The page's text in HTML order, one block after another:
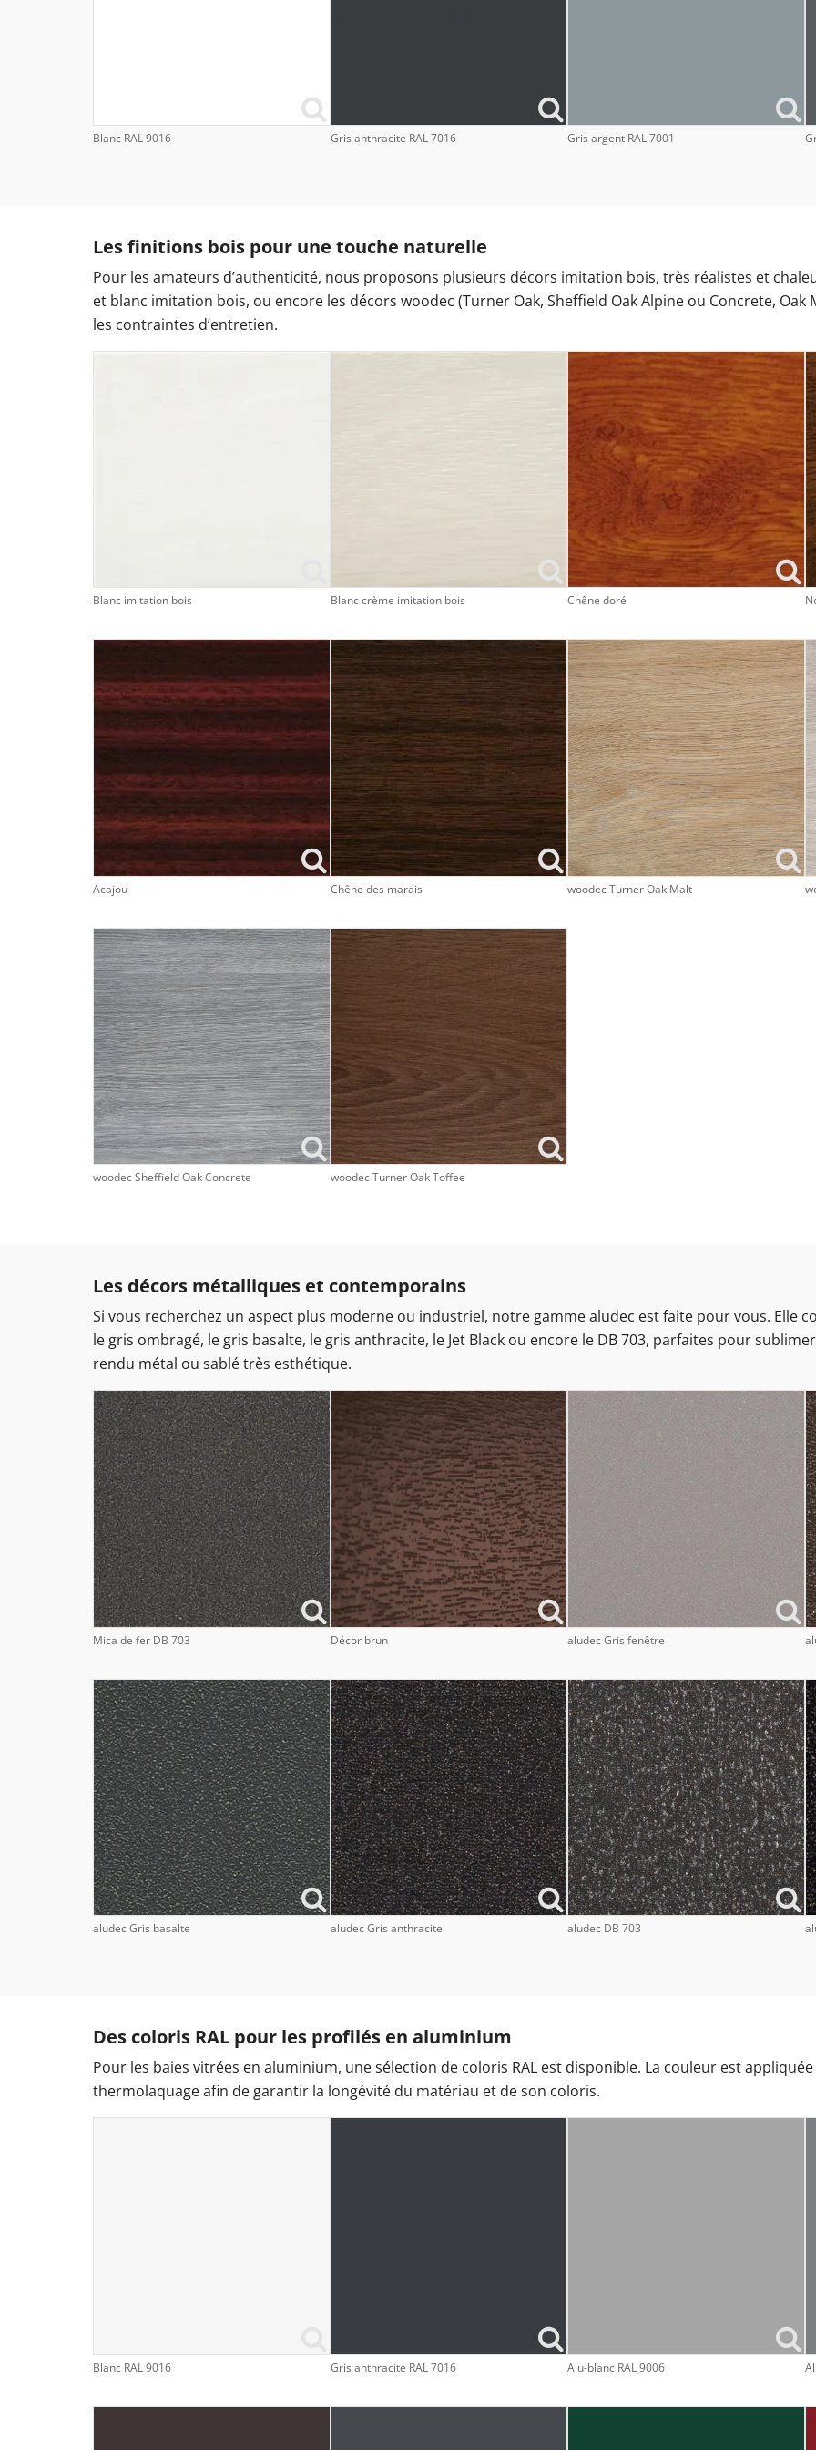
Blanc RAL 9016 Gris anthracite RAL 7016 Gris argent RAL 7001
Les finitions bois pour une touche naturelle
Pour les amateurs d’authenticité, nous proposons plusieurs décors imitation bois, très réalistes et
et blanc imitation bois, ou encore les décors woodec (Turner Oak, Sheffield Oak Alpine ou Concrete,
les contraintes d’entretien.
Blanc imitation bois Blanc crème imitation bois Chêne doré
Acajou Chêne des marais woodec Turner Oak Malt
woodec Sheffield Oak Concrete woodec Turner Oak Toffee
Les décors métalliques et contemporains
Si vous recherchez un aspect plus moderne ou industriel, notre gamme aludec est faite pour vous. Elle
le gris ombragé, le gris basalte, le gris anthracite, le Jet Black ou encore le DB 703, parfaites pour
rendu métal ou sablé très esthétique.
Mica de fer DB 703 Décor brun aludec Gris fenêtre
aludec Gris basalte aludec Gris anthracite aludec DB 703
Des coloris RAL pour les profilés en aluminium
Pour les baies vitrées en aluminium, une sélection de coloris RAL est disponible. La couleur est
thermolaquage afin de garantir la longévité du matériau et de son coloris.
Blanc RAL 9016 Gris anthracite RAL 7016 Alu-blanc RAL 9006